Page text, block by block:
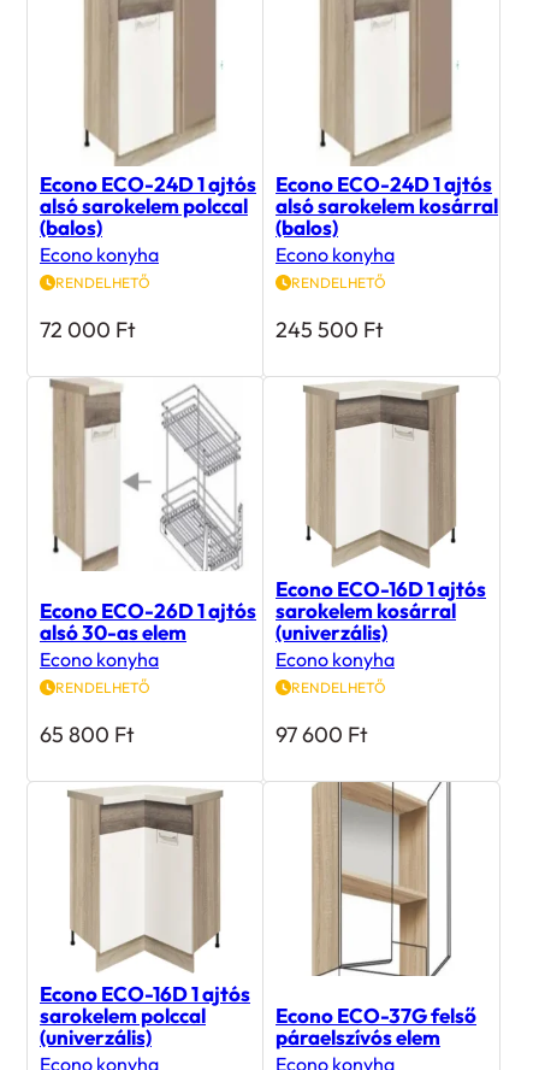
Econo ECO-24D 1 ajtós
alsó sarokelem polccal
(balos)
Econo konyha
RENDELHETŐ
72 000
Econo ECO-24D 1 ajtós
alsó sarokelem kosárral
(balos)
Econo konyha
RENDELHETŐ
245 500
Econo ECO-26D 1 ajtós
alsó 30-as elem
Econo konyha
RENDELHETŐ
65 800
Econo ECO-16D 1 ajtós
sarokelem kosárral
(univerzális)
Econo konyha
RENDELHETŐ
97 600
Econo ECO-16D 1 ajtós
sarokelem polccal
(univerzális)
Econo konyha
RENDELHETŐ
Econo ECO-37G felső
páraelszívós elem
Econo konyha
RENDELHETŐ